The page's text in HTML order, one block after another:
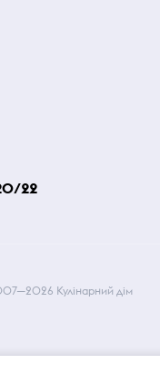
22
Кулінарний дім